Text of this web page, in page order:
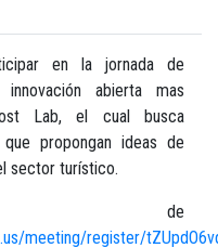
en la jornada de
abierta mas
Lab, el cual busca
propongan ideas de
sector turístico.
de
meeting/register/